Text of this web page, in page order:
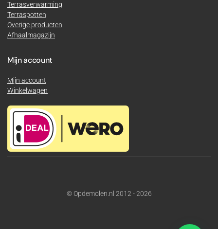
Terrasverwarming
Terraspotten
Overige producten
Afhaalmagazijn
Mijn account
Mijn account
Winkelwagen
© Opdemolen.nl 2012 - 2026